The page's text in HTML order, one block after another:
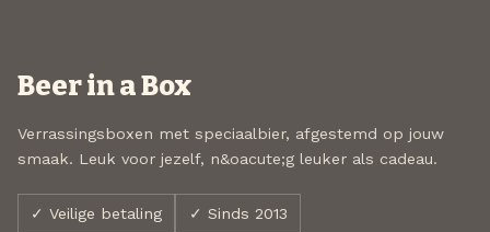
Beer in a Box
Verrassingsboxen met speciaalbier, afgestemd op jouw
smaak. Leuk voor jezelf, n&oacute;g leuker als cadeau.
✓ Veilige betaling ✓ Sinds 2013